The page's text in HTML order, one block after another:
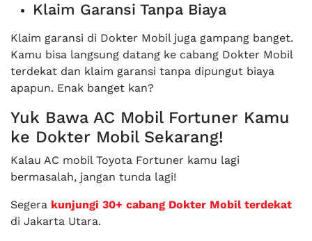
Klaim Garansi Tanpa Biaya
Klaim garansi di Dokter Mobil juga gampang banget.
Kamu bisa langsung datang ke cabang Dokter Mobil
terdekat dan klaim garansi tanpa dipungut biaya
apapun. Enak banget kan?
Yuk Bawa AC Mobil Fortuner Kamu
ke Dokter Mobil Sekarang!
Kalau AC mobil Toyota Fortuner kamu lagi
bermasalah, jangan tunda lagi!
Segera kunjungi 30+ cabang Dokter Mobil terdekat
di Jakarta Utara.